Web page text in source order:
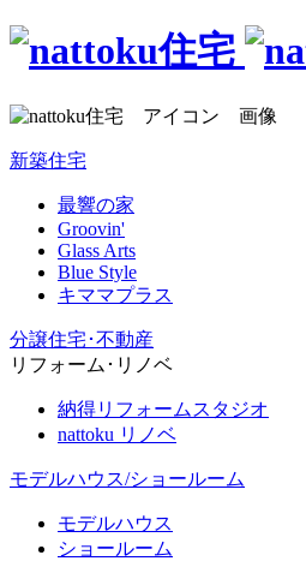
新築住宅
最響の家
Groovin'
Glass Arts
Blue Style
キママプラス
分譲住宅･不動産
リフォーム･リノベ
納得リフォームスタジオ
nattoku リノベ
モデルハウス/ショールーム
モデルハウス
ショールーム